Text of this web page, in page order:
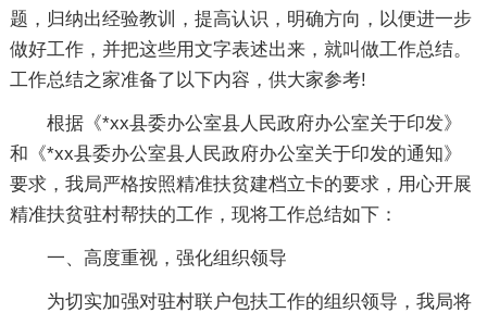
题，归纳出经验教训，提高认识，明确方向，以便进一步
做好工作，并把这些用文字表述出来，就叫做工作总结。
工作总结之家准备了以下内容，供大家参考!
根据《*xx县委办公室县人民政府办公室关于印发》
和《*xx县委办公室县人民政府办公室关于印发的通知》
要求，我局严格按照精准扶贫建档立卡的要求，用心开展
精准扶贫驻村帮扶的工作，现将工作总结如下：
一、高度重视，强化组织领导
为切实加强对驻村联户包扶工作的组织领导，我局将